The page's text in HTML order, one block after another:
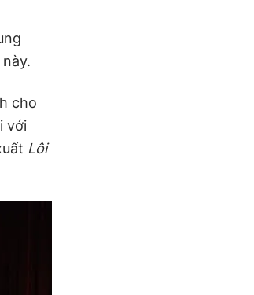
cho
với
Lôi